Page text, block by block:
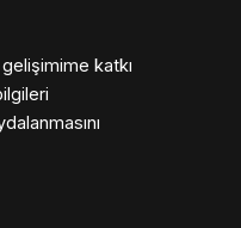
katkı